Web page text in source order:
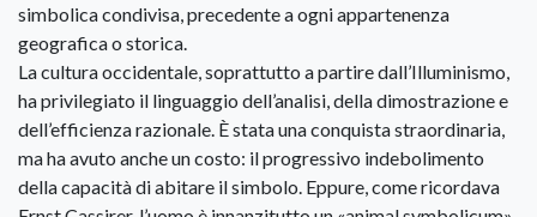
simbolica condivisa, precedente a ogni appartenenza
geografica o storica.
La cultura occidentale, soprattutto a partire dall’Illuminismo,
ha privilegiato il linguaggio dell’analisi, della dimostrazione e
dell’efficienza razionale. È stata una conquista straordinaria,
ma ha avuto anche un costo: il progressivo indebolimento
della capacità di abitare il simbolo. Eppure, come ricordava